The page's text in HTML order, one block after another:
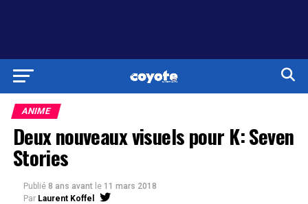
ANIME
Deux nouveaux visuels pour K: Seven
Stories
Publié 8 ans avant le 11 mars 2018
Par Laurent Koffel